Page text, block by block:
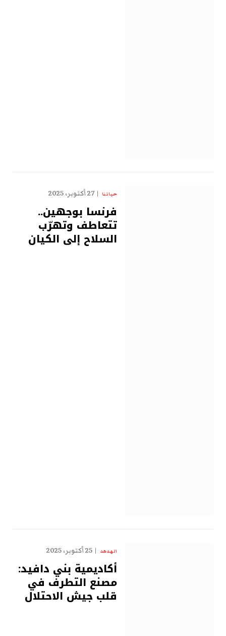
حياتنا 27 أكتوبر، 2025
فرنسا بوجهين..
تتعاطف وتهرّب
السلاح إلى الكيان
الهدهد 25 أكتوبر، 2025
أكاديمية بني دافيد:
مصنع التطرف في
قلب جيش الاحتلال